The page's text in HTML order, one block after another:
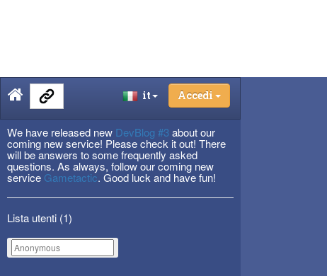
it Accedi
We have released new DevBlog #3 about our
coming new service! Please check it out! There
will be answers to some frequently asked
questions. As always, follow our coming new
service Gametactic. Good luck and have fun!
Lista utenti (1)